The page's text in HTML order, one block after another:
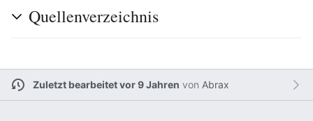
Quellenverzeichnis
Zuletzt bearbeitet vor 9 Jahren von Abrax